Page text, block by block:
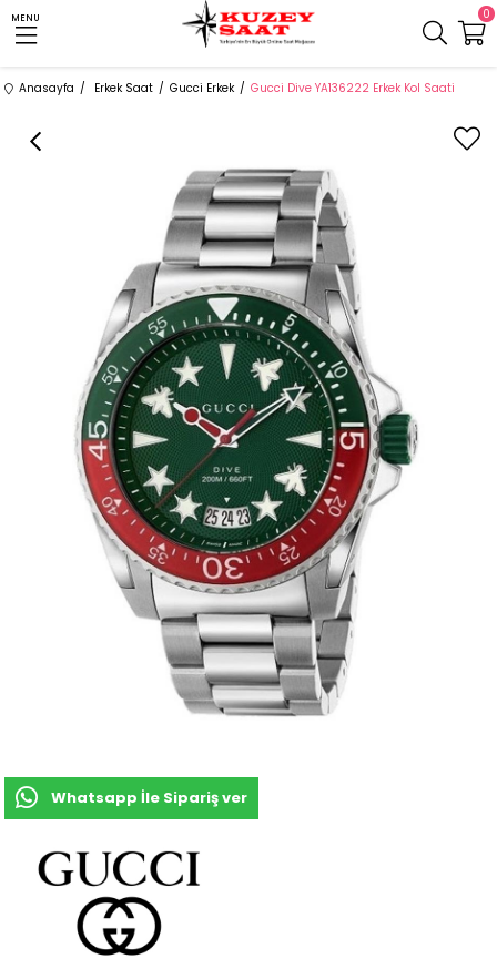
MENU 0
Anasayfa Erkek Saat Gucci Erkek Gucci Dive YA136222 Erkek Kol Saati
Whatsapp İle Sipariş ver